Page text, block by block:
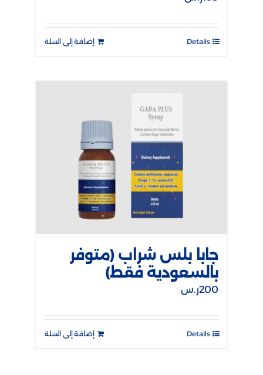
إضافة إلى السلة Details
جابا بلس شراب (متوفر
بالسعودية فقط)
200ر.س
إضافة إلى السلة Details